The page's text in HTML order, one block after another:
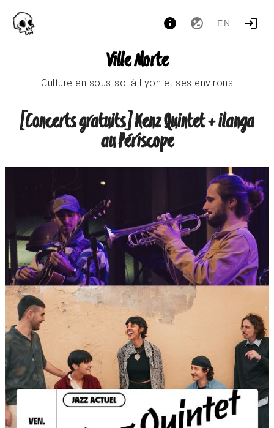
EN
Ville Morte
Culture en sous-sol à Lyon et ses environs
[Concerts gratuits] Kenz Quintet + ilanga
au Périscope